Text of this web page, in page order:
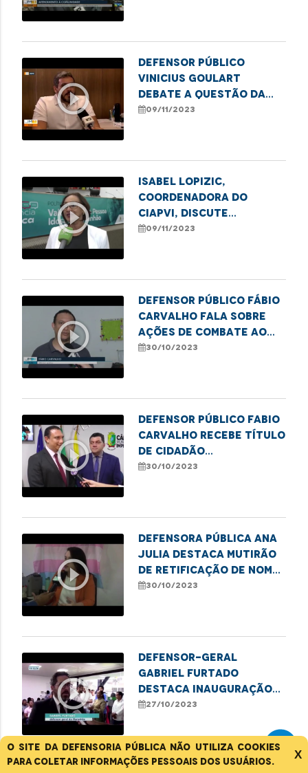
O site da Defensoria Pública não utiliza cookies
para coletar informações pessoais dos usuários.
X
play_circle_outline
Defensor público
Vinicius Goulart
debate a questão da
alimentação especial
09/11/2023
play_circle_outline
Isabel Lopizic,
coordenadora do
CIAPVI, discute
violência contra
09/11/2023
play_circle_outline
Defensor público Fábio
Carvalho fala sobre
ações de combate ao
sub-registro em
30/10/2023
play_circle_outline
Defensor público Fabio
Carvalho recebe Título
de Cidadão
Imperatrizense
30/10/2023
play_circle_outline
Defensora pública Ana
Julia destaca mutirão
de retificação de nome
e gênero em Presidente
30/10/2023
play_circle_outline
Defensor-geral
Gabriel Furtado
destaca inauguração
das novas instalações
Inês
27/10/2023